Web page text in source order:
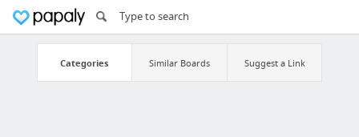
Categories Similar Boards Suggest a Link